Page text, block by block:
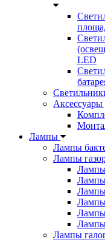
LED
Аксессуары
Лампы
Лампы
Лампы
Лампы
Лампы
Лампы
Лампы
Лампы
Лампы